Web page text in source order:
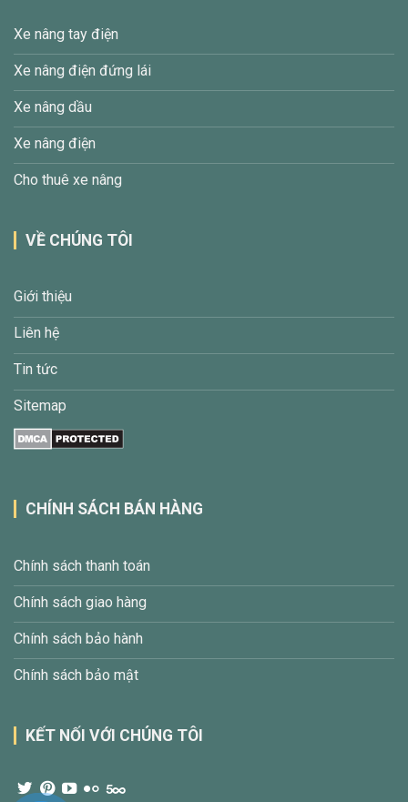
Xe nâng tay điện
Xe nâng điện đứng lái
Xe nâng dầu
Xe nâng điện
Cho thuê xe nâng
VỀ CHÚNG TÔI
Giới thiệu
Liên hệ
Tin tức
Sitemap
CHÍNH SÁCH BÁN HÀNG
Chính sách thanh toán
Chính sách giao hàng
Chính sách bảo hành
Chính sách bảo mật
KẾT NỐI VỚI CHÚNG TÔI